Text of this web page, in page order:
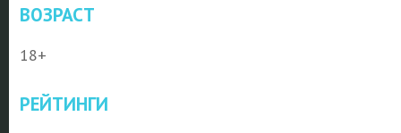
ВОЗРАСТ
18+
РЕЙТИНГИ